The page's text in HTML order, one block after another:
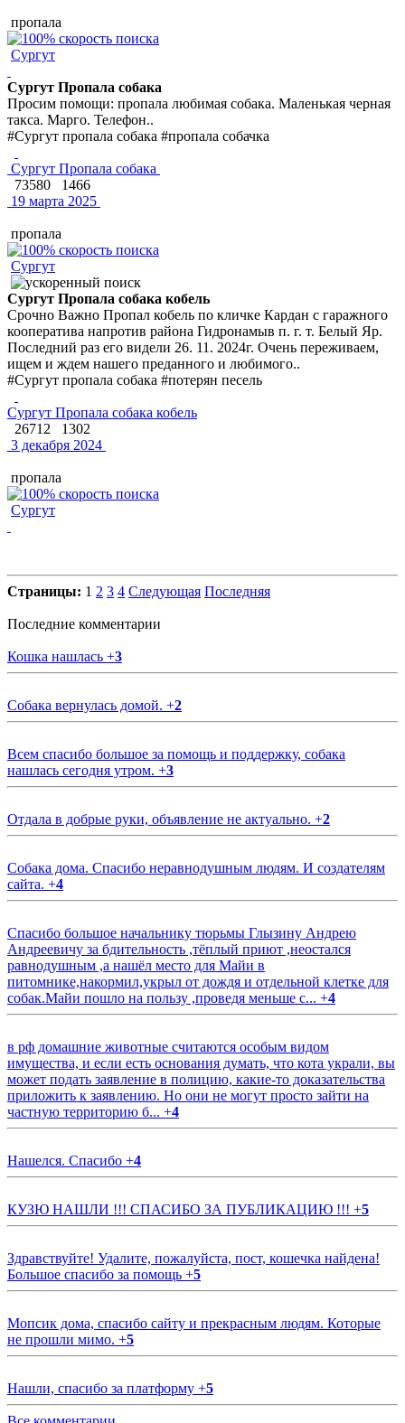
пропала
Сургут
Сургут Пропала собака
Просим помощи: пропала любимая собака. Маленькая черная
такса. Марго. Телефон..
#Сургут пропала собака #пропала собачка
Сургут Пропала собака
73580
1466
19 марта 2025
пропала
Сургут
Сургут Пропала собака кобель
Срочно Важно Пропал кобель по кличке Кардан с гаражного
кооператива напротив района Гидронамыв п. г. т. Белый Яр.
Последний раз его видели 26. 11. 2024г. Очень переживаем,
ищем и ждем нашего преданного и любимого..
#Сургут пропала собака #потерян песель
Сургут Пропала собака кобель
26712
1302
3 декабря 2024
пропала
Сургут
Страницы: 1 2 3 4 Следующая Последняя
Последние комментарии
Кошка нашлась +3
Собака вернулась домой. +2
Всем спасибо большое за помощь и поддержку, собака
нашлась сегодня утром. +3
Отдала в добрые руки, объявление не актуально. +2
Собака дома. Спасибо неравнодушным людям. И создателям
сайта. +4
Спасибо большое начальнику тюрьмы Глызину Андрею
Андреевичу за бдительность ,тёплый приют ,неостался
равнодушным ,а нашёл место для Майи в
питомнике,накормил,укрыл от дождя и отдельной клетке для
собак.Майи пошло на пользу ,проведя меньше с... +4
в рф домашние животные считаются особым видом
имущества, и если есть основания думать, что кота украли, вы
может подать заявление в полицию, какие-то доказательства
приложить к заявлению. Но они не могут просто зайти на
частную территорию б... +4
Нашелся. Спасибо +4
КУЗЮ НАШЛИ !!! СПАСИБО ЗА ПУБЛИКАЦИЮ !!! +5
Здравствуйте! Удалите, пожалуйста, пост, кошечка найдена!
Большое спасибо за помощь +5
Мопсик дома, спасибо сайту и прекрасным людям. Которые
не прошли мимо. +5
Нашли, спасибо за платформу +5